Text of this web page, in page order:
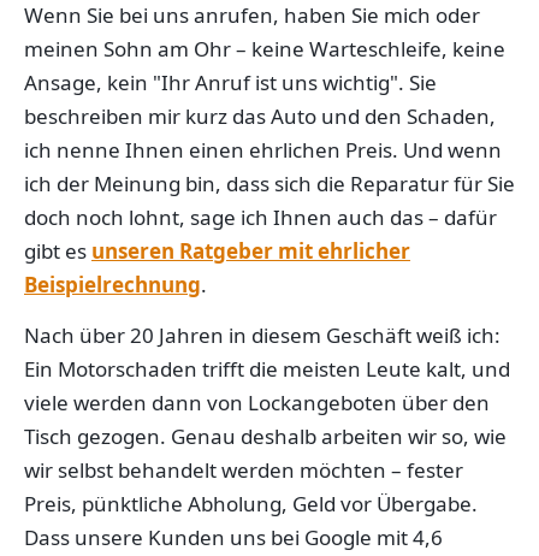
Wenn Sie bei uns anrufen, haben Sie mich oder
meinen Sohn am Ohr – keine Warteschleife, keine
Ansage, kein "Ihr Anruf ist uns wichtig". Sie
beschreiben mir kurz das Auto und den Schaden,
ich nenne Ihnen einen ehrlichen Preis. Und wenn
ich der Meinung bin, dass sich die Reparatur für Sie
doch noch lohnt, sage ich Ihnen auch das – dafür
gibt es unseren Ratgeber mit ehrlicher
Beispielrechnung.
Nach über 20 Jahren in diesem Geschäft weiß ich:
Ein Motorschaden trifft die meisten Leute kalt, und
viele werden dann von Lockangeboten über den
Tisch gezogen. Genau deshalb arbeiten wir so, wie
wir selbst behandelt werden möchten – fester
Preis, pünktliche Abholung, Geld vor Übergabe.
Dass unsere Kunden uns bei Google mit 4,6